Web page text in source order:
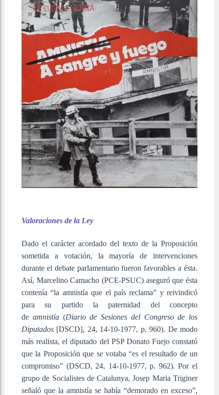
Valoraciones de la Ley
Dado el carácter acordado del texto de la Proposición
sometida a votación, la mayoría de intervenciones
durante el debate parlamentario fueron favorables a ésta.
Así, Marcelino Camacho (PCE-PSUC) aseguró que ésta
contenía “la amnistía que el país reclama” y reivindicó
para su partido la paternidad del concepto
de amnistía (Diario de Sesiones del Congreso de los
Diputados [DSCD], 24, 14-10-1977, p. 960). De modo
más realista, el diputado del PSP Donato Fuejo constató
que la Proposición que se votaba “es el resultado de un
compromiso” (DSCD, 24, 14-10-1977, p. 962). Por el
grupo de Socialistes de Catalunya, Josep Maria Triginer
señaló que la amnistía se había “demorado en exceso”,